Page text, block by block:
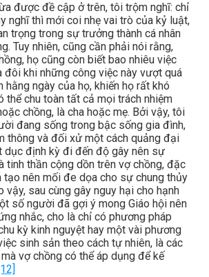
được đề cập ở trên, tôi trộm nghĩ: chỉ
nghĩ thì mới coi nhẹ vai trò của kỷ luật,
trọng trong sự trưởng thành cá nhân
Tuy nhiên, cũng cần phải nói rằng,
họ cũng còn biết bao nhiêu việc
đôi khi những công việc này vượt quá
hằng ngày của họ, khiến họ rất khó
thể chu toàn tất cả mọi trách nhiệm
chồng, là cha hoặc mẹ. Bởi vậy, tôi
đang sống trong bậc sống gia đình,
thông và đối xử một cách quảng đại
dục định kỳ đi đến độ gây nên sự
tinh thần cộng dồn trên vợ chồng, đặc
tạo nên mối đe dọa cho sự chung thủy
vậy, sau cùng gây nguy hại cho hạnh
số người đã gợi ý mong Giáo hội nên
nhắc, cho là chỉ có phương pháp
kỳ kinh nguyệt hay một vài phương
sinh sản theo cách tự nhiên, là các
vợ chồng có thể áp dụng để kế
[12]